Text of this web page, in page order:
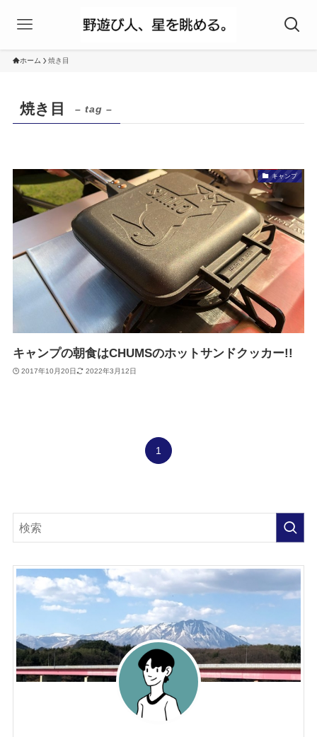
ホーム 焼き目
焼き目 – tag –
キャンプ
キャンプの朝食はCHUMSのホットサンドクッカー!!
2017年10月20日 2022年3月12日
1